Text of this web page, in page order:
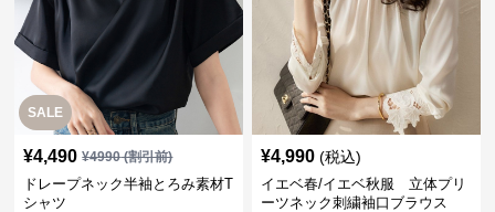
SALE
¥4,490 ¥4990(割引前)
ドレープネック半袖とろみ素材T
シャツ
¥4,990 (税込)
イエベ春/イエベ秋服 立体プリ
ーツネック刺繍袖口ブラウス